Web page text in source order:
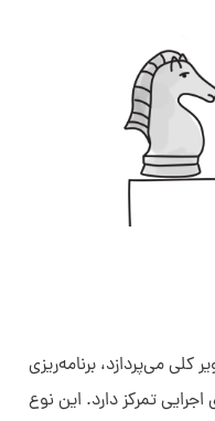
کلی می‌پردازد، برنامه‌ریزی
تمرکز دارد. این نوع